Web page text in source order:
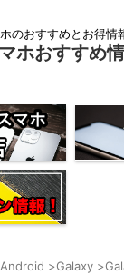
のおすすめとお得情
ホおすすめ
Android >Galaxy >